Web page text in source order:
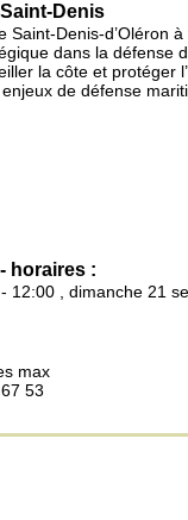
Denis
Saint-Denis-d’Oléron
dans la défense
la côte et protéger
de défense
horaires :
12:00 , dimanche 21
max
53